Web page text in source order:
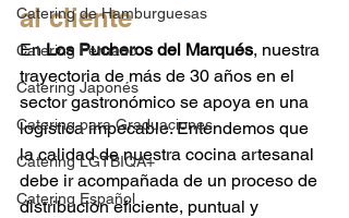
Catering de Hamburguesas
Catering Peruano
Catering Japonés
Catering para Graduaciones
Catering LGTBIQA+
Catering Español
al cliente
En Los Pucheros del Marqués, nuestra
trayectoria de más de 30 años en el
sector gastronómico se apoya en una
logística impecable. Entendemos que
la calidad de nuestra cocina artesanal
debe ir acompañada de un proceso de
distribución eficiente, puntual y